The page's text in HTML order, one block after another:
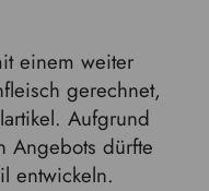
einem weiter
gerechnet,
Aufgrund
Angebots dürfte
entwickeln.